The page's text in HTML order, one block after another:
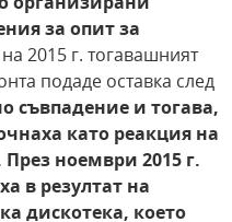
за опит за
2015 г. тогавашният
подаде оставка след
съвпадение и тогава,
като реакция на
ноември 2015 г.
в резултат на
дискотека, което